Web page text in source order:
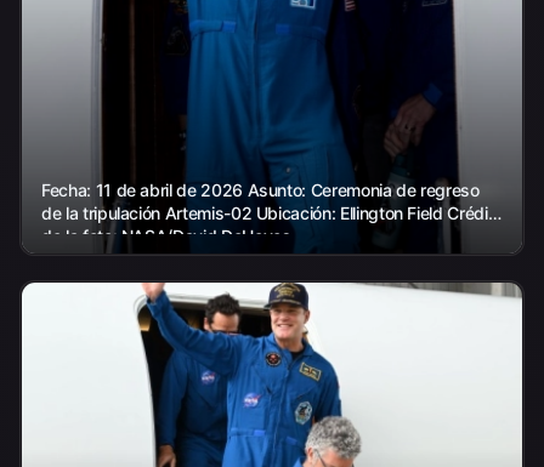
Fecha: 11 de abril de 2026 Asunto: Ceremonia de regreso
de la tripulación Artemis-02 Ubicación: Ellington Field Crédito
de la foto: NASA/David DeHoyos